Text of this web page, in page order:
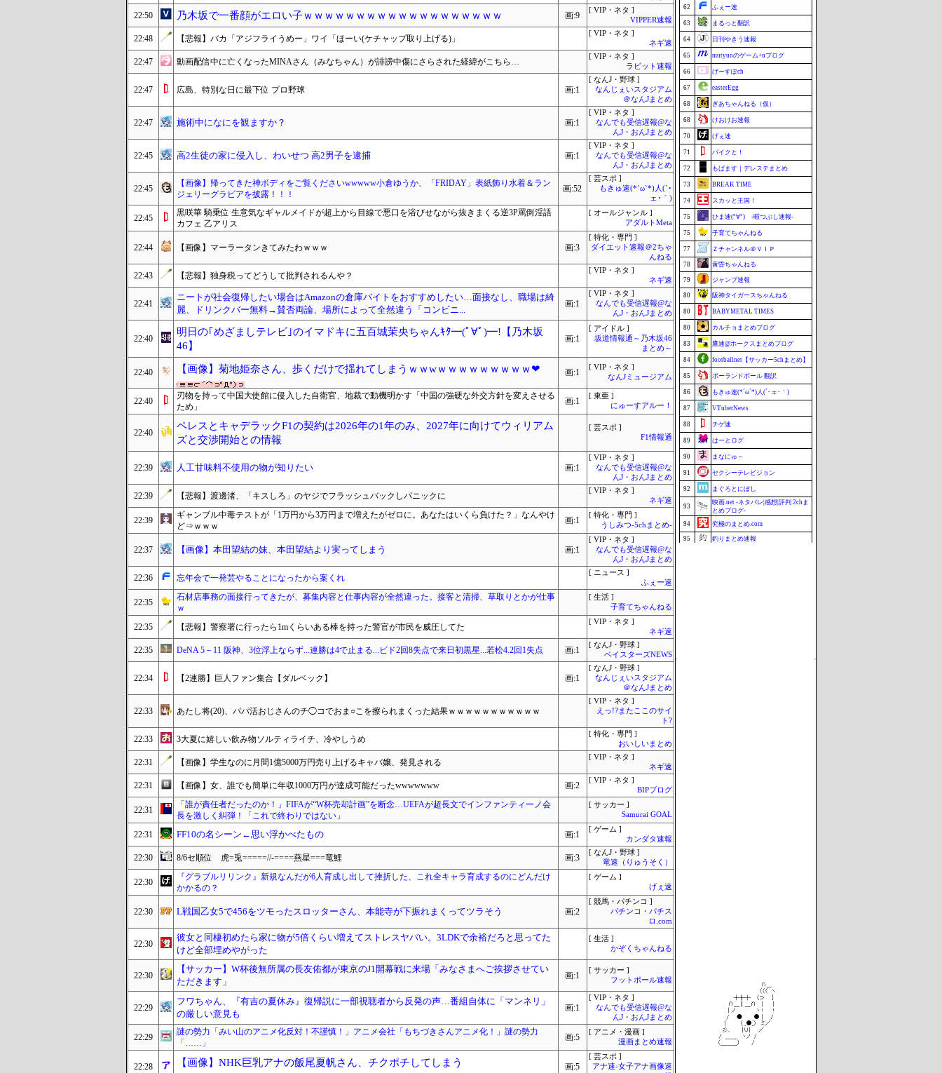
22:50 乃木坂で一番顔がエロい子ｗｗｗｗｗｗｗｗｗｗｗｗｗｗｗｗｗｗｗ 画:9
[ VIP・ネタ ]
VIPPER速報
22:48 【悲報】バカ「アジフライうめー」ワイ「ほーい(ケチャップ取り上げる)」
[ VIP・ネタ ]
ネギ速
22:47 動画配信中に亡くなったMINAさん（みなちゃん）が誹謗中傷にさらされた経緯がこちら…
[ VIP・ネタ ]
ラビット速報
22:47 広島、特別な日に最下位 プロ野球 画:1
[ なんJ・野球 ]
なんじぇいスタジアム
＠なんJまとめ
22:47 施術中になにを観ますか？ 画:1
[ VIP・ネタ ]
なんでも受信遅報@な
んJ・おんJまとめ
22:45 高2生徒の家に侵入し、わいせつ 高2男子を逮捕 画:1
[ VIP・ネタ ]
なんでも受信遅報@な
んJ・おんJまとめ
22:45
【画像】帰ってきた神ボディをご覧くださいwwwww小倉ゆうか、「FRIDAY」表紙飾り水着＆ラン
ジェリーグラビアを披露！！！
画:52
[ 芸スポ ]
もきゅ速(*´ω`*)人(´･
ェ･｀)
22:45
黒咲華 騎乗位 生意気なギャルメイドが超上から目線で悪口を浴びせながら抜きまくる逆3P罵倒淫語
カフェ 乙アリス
[ オールジャンル ]
アダルトMeta
22:44 【画像】マーラータンきてみたわｗｗｗ 画:3
[ 特化・専門 ]
ダイエット速報＠2ちゃ
んねる
22:43 【悲報】独身税ってどうして批判されるんや？
[ VIP・ネタ ]
ネギ速
22:41
ニートが社会復帰したい場合はAmazonの倉庫バイトをおすすめしたい…面接なし、職場は綺
麗、ドリンクバー無料→賛否両論、場所によって全然違う「コンビニ...
画:1
[ VIP・ネタ ]
なんでも受信遅報@な
んJ・おんJまとめ
22:40
明日の｢めざましテレビ｣のイマドキに五百城茉央ちゃんｷﾀ━(ﾟ∀ﾟ)━!【乃木坂
46】
画:1
[ アイドル ]
坂道情報通～乃木坂46
まとめ～
22:40 【画像】菊地姫奈さん、歩くだけで揺れてしまうｗｗwｗｗｗｗｗｗｗｗｗ❤ 画:1
[ VIP・ネタ ]
なんJミュージアム
22:40
刃物を持って中国大使館に侵入した自衛官、地裁で動機明かす「中国の強硬な外交方針を変えさせる
ため」
画:1
[ 東亜 ]
にゅーすアルー！
22:40
ペレスとキャデラックF1の契約は2026年の1年のみ、2027年に向けてウィリアム
ズと交渉開始との情報
[ 芸スポ ]
F1情報通
22:39 人工甘味料不使用の物が知りたい 画:1
[ VIP・ネタ ]
なんでも受信遅報@な
んJ・おんJまとめ
22:39 【悲報】渡邊渚、「キスしろ」のヤジでフラッシュバックしパニックに
[ VIP・ネタ ]
ネギ速
22:39
ギャンブル中毒テストが「1万円から3万円まで増えたがゼロに。あなたはいくら負けた？」なんやけ
ど⇒ｗｗｗ
画:1
[ 特化・専門 ]
うしみつ-5chまとめ-
22:37 【画像】本田望結の妹、本田望結より実ってしまう 画:1
[ VIP・ネタ ]
なんでも受信遅報@な
んJ・おんJまとめ
22:36 忘年会で一発芸やることになったから案くれ
[ ニュース ]
ふぇー速
22:35
石材店事務の面接行ってきたが、募集内容と仕事内容が全然違った。接客と清掃、草取りとかが仕事
ｗ
[ 生活 ]
子育てちゃんねる
22:35 【悲報】警察署に行ったら1mくらいある棒を持った警官が市民を威圧してた
[ VIP・ネタ ]
ネギ速
22:35 DeNA 5－11 阪神、3位浮上ならず...連勝は4で止まる...ビド2回8失点で来日初黒星...若松4.2回1失点 画:1
[ なんJ・野球 ]
ベイスターズNEWS
22:34 【2連勝】巨人ファン集合【ダルベック】 画:1
[ なんJ・野球 ]
なんじぇいスタジアム
＠なんJまとめ
22:33 あたし将(20)、パパ活おじさんのチ◯コでおま○こを擦られまくった結果ｗｗｗｗｗｗｗｗｗｗｗ
[ VIP・ネタ ]
えっ!?またここのサイ
ト?
22:33 3大夏に嬉しい飲み物ソルティライチ、冷やしうめ
[ 特化・専門 ]
おいしいまとめ
22:31 【画像】学生なのに月間1億5000万円売り上げるキャバ嬢、発見される
[ VIP・ネタ ]
ネギ速
22:31 【画像】女、誰でも簡単に年収1000万円が達成可能だったwwwwwww 画:2
[ VIP・ネタ ]
BIPブログ
22:31
「誰が責任者だったのか！」FIFAが“W杯売却計画”を断念…UEFAが超長文でインファンティーノ会
長を激しく糾弾！「これで終わりではない」
[ サッカー ]
Samurai GOAL
22:31 FF10の名シーン←思い浮かべたもの 画:1
[ ゲーム ]
カンダタ速報
22:30 8/6セ順位 虎=兎=====//-====燕星===竜鯉 画:3
[ なんJ・野球 ]
竜速（りゅうそく）
22:30
『グラブルリリンク』新規なんだが6人育成し出して挫折した、これ全キャラ育成するのにどんだけ
かかるの？
[ ゲーム ]
げぇ速
22:30 L戦国乙女5で456をツモったスロッターさん、本能寺が下振れまくってツラそう 画:2
[ 競馬・パチンコ ]
パチンコ・パチス
ロ.com
22:30
彼女と同棲初めたら家に物が5倍くらい増えてストレスヤバい。3LDKで余裕だろと思ってた
けど全部埋めやがった
[ 生活 ]
かぞくちゃんねる
22:30
【サッカー】W杯後無所属の長友佑都が東京のJ1開幕戦に来場「みなさまへご挨拶させてい
ただきます」
画:1
[ サッカー ]
フットボール速報
22:29
フワちゃん、『有吉の夏休み』復帰説に一部視聴者から反発の声…番組自体に「マンネリ」
の厳しい意見も
画:1
[ VIP・ネタ ]
なんでも受信遅報@な
んJ・おんJまとめ
22:29
謎の勢力「みい山のアニメ化反対！不謹慎！」アニメ会社「もちづきさんアニメ化！」謎の勢力
「……」
画:5
[ アニメ・漫画 ]
漫画まとめ速報
22:28 【画像】NHK巨乳アナの飯尾夏帆さん、チクポチしてしまう 画:5
[ 芸スポ ]
アナ速‐女子アナ画像速
62 ふぇー速
63 まるっと翻訳
64 日刊やきう速報
65 mutyunのゲーム+αブログ
66 げーすぽch
67 easterEgg
68 ぎあちゃんねる（仮）
68 けおけお速報
70 げぇ速
71 バイクと！
72 もばます｜デレステまとめ
73 BREAK TIME
74 スカッと王国！
75 ひま速(°∀°) -暇つぶし速報-
75 子育てちゃんねる
77 Ｚチャンネル＠ＶＩＰ
78 黄昏ちゃんねる
79 ジャンプ速報
80 阪神タイガースちゃんねる
80 BABYMETAL TIMES
80 カルチョまとめブログ
83 鷹速@ホークスまとめブログ
84 footballnet【サッカー5chまとめ】
85 ポーランドボール 翻訳
86 もきゅ速(*´ω`*)人(´･ェ･｀)
87 VTuberNews
88 チゲ速
89 はーとログ
90 まなにゅ～
91 セクシーテレビジョン
92 まぐろとにぼし
93
映画.net -ネタバレ|感想|評判 2chま
とめブログ-
94
究極のまとめ.com
95 釣りまとめ速報